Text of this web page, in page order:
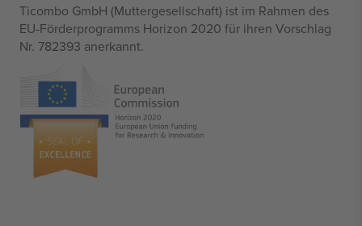
Ticombo GmbH (Muttergesellschaft) ist im Rahmen des
EU-Förderprogramms Horizon 2020 für ihren Vorschlag
Nr. 782393 anerkannt.